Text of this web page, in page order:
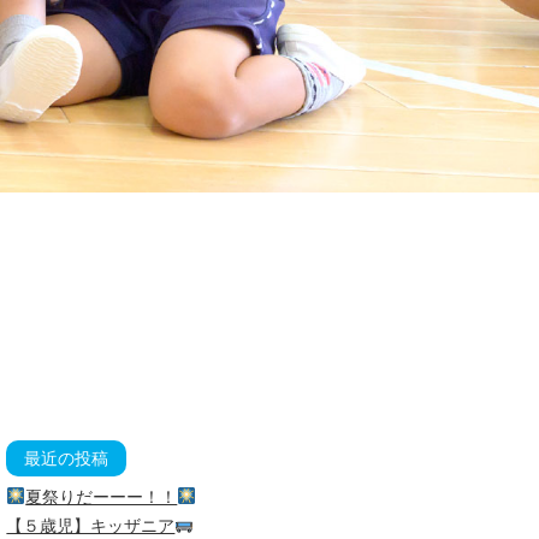
最近の投稿
夏祭りだーーー！！
【５歳児】キッザニア